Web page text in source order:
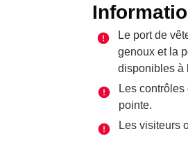
Le port de
genoux et la
disponibles à
Les
pointe.
Les visiteurs